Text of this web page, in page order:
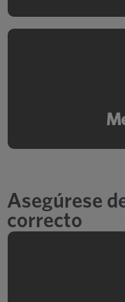
Identificar
procesos y
Asegúrese
correcto
Evalúe sus
productividad,